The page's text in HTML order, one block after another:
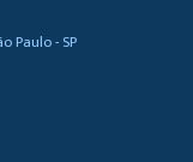
Paulo - SP